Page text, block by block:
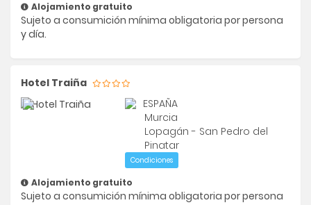
Alojamiento gratuito
Sujeto a consumición mínima obligatoria por persona
y día.
Hotel Traiña
ESPAÑA
Murcia
Lopagán - San Pedro del
Pinatar
Condiciones
Alojamiento gratuito
Sujeto a consumición mínima obligatoria por persona